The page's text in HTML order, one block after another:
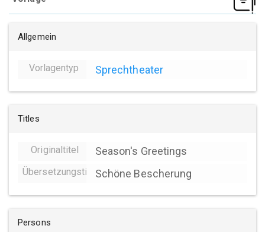
Allgemein
Vorlagentyp Sprechtheater
Titles
Originaltitel Season's Greetings
ÜbersetzungstitelSchöne Bescherung
Persons